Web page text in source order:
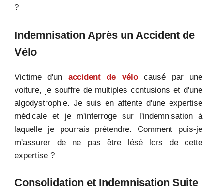
?
Indemnisation Après un Accident de
Vélo
Victime d'un accident de vélocausé par une
voiture, je souffre de multiples contusions et d'une
algodystrophie. Je suis en attente d'une expertise
médicale et je m'interroge sur l'indemnisation à
laquelle je pourrais prétendre. Comment puis-je
m'assurer de ne pas être lésé lors de cette
expertise ?
Consolidation et Indemnisation Suite